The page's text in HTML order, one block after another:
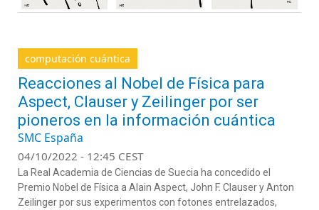
computación cuántica
Reacciones al Nobel de Física para
Aspect, Clauser y Zeilinger por ser
pioneros en la información cuántica
SMC España
04/10/2022 - 12:45 CEST
La Real Academia de Ciencias de Suecia ha concedido el
Premio Nobel de Física a Alain Aspect, John F. Clauser y Anton
Zeilinger por sus experimentos con fotones entrelazados,